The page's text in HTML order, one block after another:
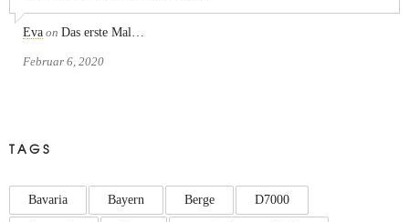
Eva on Das erste Mal…
Februar 6, 2020
TAGS
Bavaria Bayern Berge D7000